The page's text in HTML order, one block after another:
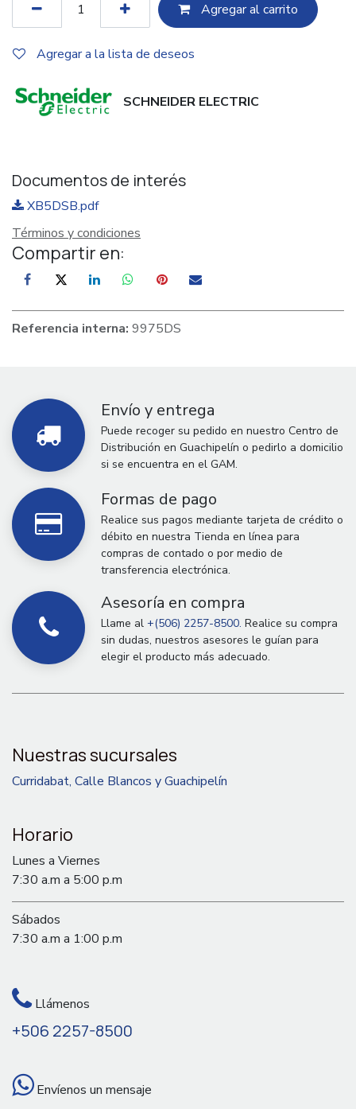
Agregar al c​​arrito
Agregar a la lista de deseos
SCHNEIDER ELECTRIC
Documentos de interés
XB5DSB.pdf
Términos y condiciones
Compartir en:
Referencia interna: 9975DS
Envío y entrega
Puede recoger su pedido en nuestro Centro de
Distribución en Guachipelín o pedirlo a domicilio
si se encuentra en el GAM.
Formas de pago
Realice sus pagos mediante tarjeta de crédito o
débito en nuestra Tienda en línea para
compras de contado o por medio de
transferencia electrónica.
Asesoría en compra
Llame al +(506) 2257-8500. Realice su compra
sin dudas, nuestros asesores le guían para
elegir el producto más adecuado.
Nuestras sucursales
Curridabat, Calle Blancos y Guachipelín
Horario
Lunes a Viernes
7:30 a.m a 5:00 p.m
Sábados
7:30 a.m a 1:00 p.m
Llámenos
+506 2257-8500
Envíenos un mensaje